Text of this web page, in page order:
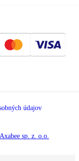
údajov
Axabee sp. z. o.o.